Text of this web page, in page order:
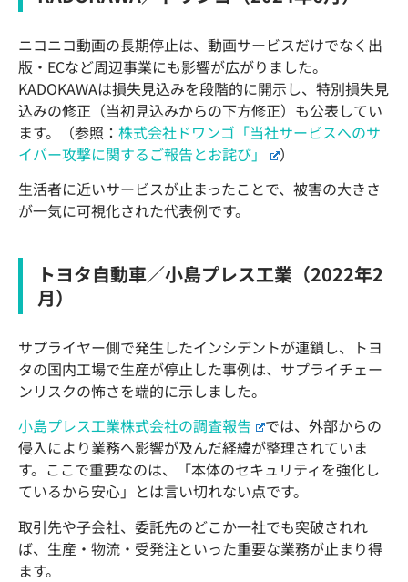
ニコニコ動画の長期停止は、動画サービスだけでなく出
版・ECなど周辺事業にも影響が広がりました。
KADOKAWAは損失見込みを段階的に開示し、特別損失見
込みの修正（当初見込みからの下方修正）も公表してい
ます。（参照： 株式会社ドワンゴ「当社サービスへのサ
イバー攻撃に関するご報告とお詫び」
）
生活者に近いサービスが止まったことで、被害の大きさ
が一気に可視化された代表例です。
トヨタ自動車／小島プレス工業（2022年2
月）
サプライヤー側で発生したインシデントが連鎖し、トヨ
タの国内工場で生産が停止した事例は、サプライチェー
ンリスクの怖さを端的に示しました。
小島プレス工業株式会社の調査報告
では、外部からの
侵入により業務へ影響が及んだ経緯が整理されていま
す。ここで重要なのは、「本体のセキュリティを強化し
ているから安心」とは言い切れない点です。
取引先や子会社、委託先のどこか一社でも突破されれ
ば、生産・物流・受発注といった重要な業務が止まり得
ます。